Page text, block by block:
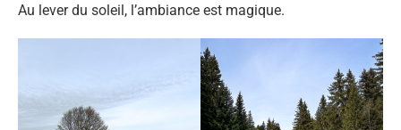
Au lever du soleil, l’ambiance est magique.